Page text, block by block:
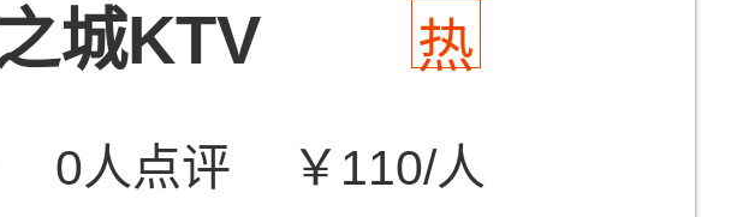
城KTV 热
0人点评 ￥110/人